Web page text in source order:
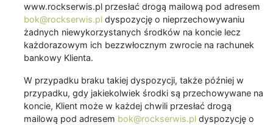
www.rockserwis.pl przesłać drogą mailową pod adresem
bok@rockserwis.pl dyspozycję o nieprzechowywaniu
żadnych niewykorzystanych środków na koncie lecz
każdorazowym ich bezzwłocznym zwrocie na rachunek
bankowy Klienta.
W przypadku braku takiej dyspozycji, także później w
przypadku, gdy jakiekolwiek środki są przechowywane na
koncie, Klient może w każdej chwili przesłać drogą
mailową pod adresem bok@rockserwis.pl dyspozycję o